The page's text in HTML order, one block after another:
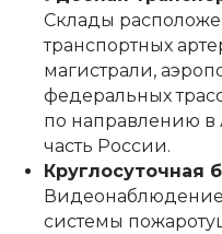
Склады
транспортных
магистрали,
федеральных
по направлению
часть России.
Круглосуточная
системы